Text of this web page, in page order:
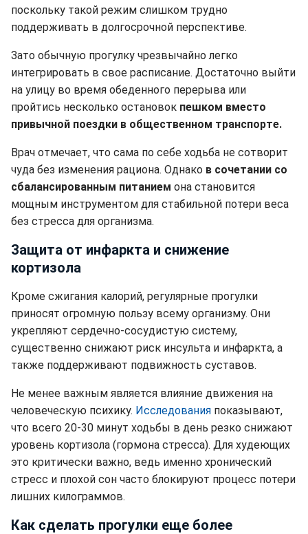
поскольку такой режим слишком трудно
поддерживать в долгосрочной перспективе.
Зато обычную прогулку чрезвычайно легко
интегрировать в свое расписание. Достаточно выйти
на улицу во время обеденного перерыва или
пройтись несколько остановок пешком вместо
привычной поездки в общественном транспорте.
Врач отмечает, что сама по себе ходьба не сотворит
чуда без изменения рациона. Однако в сочетании со
сбалансированным питанием она становится
мощным инструментом для стабильной потери веса
без стресса для организма.
Защита от инфаркта и снижение
кортизола
Кроме сжигания калорий, регулярные прогулки
приносят огромную пользу всему организму. Они
укрепляют сердечно-сосудистую систему,
существенно снижают риск инсульта и инфаркта, а
также поддерживают подвижность суставов.
Не менее важным является влияние движения на
человеческую психику. Исследования показывают,
что всего 20-30 минут ходьбы в день резко снижают
уровень кортизола (гормона стресса). Для худеющих
это критически важно, ведь именно хронический
стресс и плохой сон часто блокируют процесс потери
лишних килограммов.
Как сделать прогулки еще более